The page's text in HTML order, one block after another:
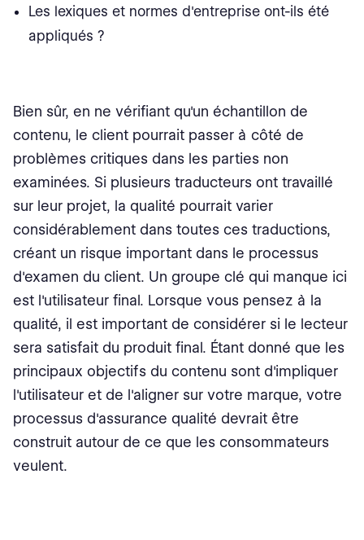
Les lexiques et normes d'entreprise ont-ils été
appliqués ?
Bien sûr, en ne vérifiant qu'un échantillon de
contenu, le client pourrait passer à côté de
problèmes critiques dans les parties non
examinées. Si plusieurs traducteurs ont travaillé
sur leur projet, la qualité pourrait varier
considérablement dans toutes ces traductions,
créant un risque important dans le processus
d'examen du client. Un groupe clé qui manque ici
est l'utilisateur final. Lorsque vous pensez à la
qualité, il est important de considérer si le lecteur
sera satisfait du produit final. Étant donné que les
principaux objectifs du contenu sont d'impliquer
l'utilisateur et de l'aligner sur votre marque, votre
processus d'assurance qualité devrait être
construit autour de ce que les consommateurs
veulent.